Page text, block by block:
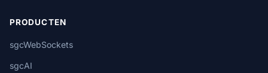
PRODUCTEN
sgcWebSockets
sgcAI